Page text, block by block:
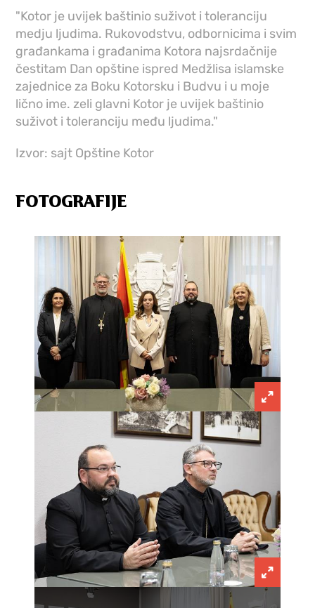
"Kotor je uvijek baštinio suživot i toleranciju
medju ljudima. Rukovodstvu, odbornicima i svim
građankama i građanima Kotora najsrdačnije
čestitam Dan opštine ispred Medžlisa islamske
zajednice za Boku Kotorsku i Budvu i u moje
lično ime. zeli glavni Kotor je uvijek baštinio
suživot i toleranciju među ljudima."
Izvor: sajt Opštine Kotor
FOTOGRAFIJE